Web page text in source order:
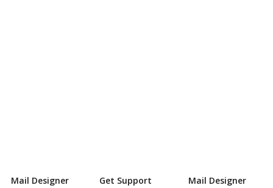
Mail Designer
Get Support
Mail Designer